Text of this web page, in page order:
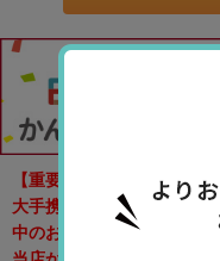
【重要なお知らせ】
大手携帯会社(docomo、
中のお客様で各社の新料金